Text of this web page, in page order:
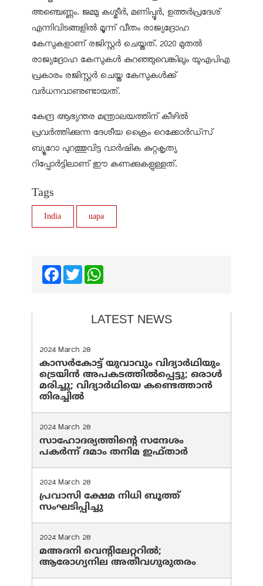
അഞ്ചെണ്ണം. ജമ്മു കശ്മീര്‍, മണിപ്പൂര്‍, ഉത്തര്‍പ്രദേശ്
എന്നിവിടങ്ങളില്‍ മൂന്ന് വീതം രാജ്യദ്രോഹ
കേസുകളാണ് രജിസ്റ്റര്‍ ചെയ്തത്. 2020 മുതല്‍
രാജ്യദ്രോഹ കേസുകള്‍ കുറഞ്ഞുവെങ്കിലും യുഎപിഎ
പ്രകാരം രജിസ്റ്റര്‍ ചെയ്ത കേസുകള്‍ക്ക്
വര്‍ധനവാണുണ്ടായത്.
കേന്ദ്ര ആഭ്യന്തര മന്ത്രാലയത്തിന് കീഴില്‍
പ്രവര്‍ത്തിക്കുന്ന ദേശീയ ക്രൈം റെക്കോര്‍ഡ്‌സ്
ബ്യൂറോ പുറത്തുവിട്ട വാര്‍ഷിക കുറ്റകൃത്യ
റിപ്പോര്‍ട്ടിലാണ് ഈ കണക്കുകളുള്ളത്.
Tags
India uapa
FacebookTwitter
LATEST NEWS
2024 March 28
കാസർകോട്ട് യുവാവും വിദ്യാർഥിയും
ട്രെയിൻ അപകടത്തിൽപ്പെട്ടു; ഒരാൾ
മരിച്ചു; വിദ്യാർഥിയെ കണ്ടെത്താൻ
തിരച്ചിൽ
2024 March 28
സാഹോദര്യത്തിന്റെ സന്ദേശം
പകർന്ന് ദമാം തനിമ ഇഫ്‌താർ
2024 March 28
പ്രവാസി ക്ഷേമ നിധി ബൂത്ത്
സംഘടിപ്പിച്ചു
2024 March 28
മഅദനി വെന്റിലേറ്ററിൽ;
ആരോഗ്യനില അതീവഗുരുതരം